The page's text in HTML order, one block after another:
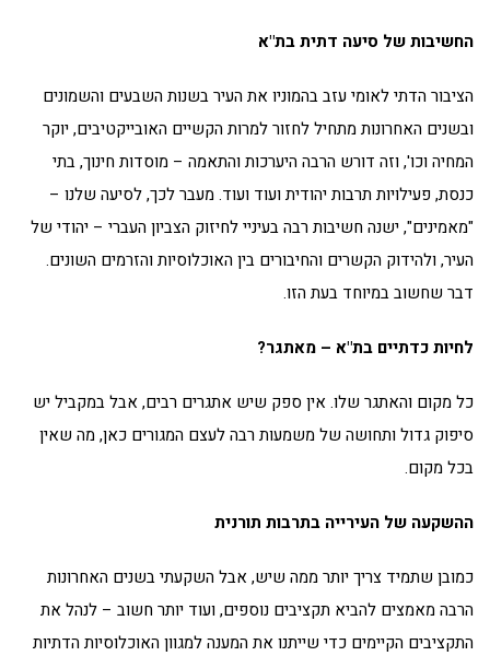
החשיבות של סיעה דתית בת"א
הציבור הדתי לאומי עזב בהמוניו את העיר בשנות השבעים והשמונים
ובשנים האחרונות מתחיל לחזור למרות הקשיים האובייקטיבים, יוקר
המחיה וכו', וזה דורש הרבה היערכות והתאמה – מוסדות חינוך, בתי
כנסת, פעילויות תרבות יהודית ועוד ועוד. מעבר לכך, לסיעה שלנו –
"מאמינים", ישנה חשיבות רבה בעיניי לחיזוק הצביון העברי – יהודי של
העיר, ולהידוק הקשרים והחיבורים בין האוכלוסיות והזרמים השונים.
דבר שחשוב במיוחד בעת הזו.
לחיות כדתיים בת"א – מאתגר?
כל מקום והאתגר שלו. אין ספק שיש אתגרים רבים, אבל במקביל יש
סיפוק גדול ותחושה של משמעות רבה לעצם המגורים כאן, מה שאין
בכל מקום.
ההשקעה של העירייה בתרבות תורנית
כמובן שתמיד צריך יותר ממה שיש, אבל השקעתי בשנים האחרונות
הרבה מאמצים להביא תקציבים נוספים, ועוד יותר חשוב – לנהל את
התקציבים הקיימים כדי שייתנו את המענה למגוון האוכלוסיות הדתיות